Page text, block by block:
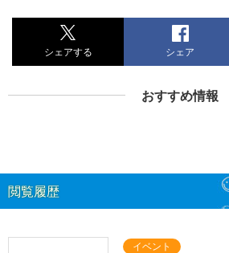
シェアする シェア
おすすめ情報
閲覧履歴